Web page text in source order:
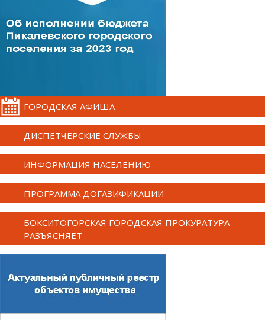
ГОРОДСКАЯ АФИША
ДИСПЕТЧЕРСКИЕ СЛУЖБЫ
ИНФОРМАЦИЯ НАСЕЛЕНИЮ
ПРОГРАММА ДОГАЗИФИКАЦИИ
БОКСИТОГОРСКАЯ ГОРОДСКАЯ ПРОКУРАТУРА
РАЗЪЯСНЯЕТ